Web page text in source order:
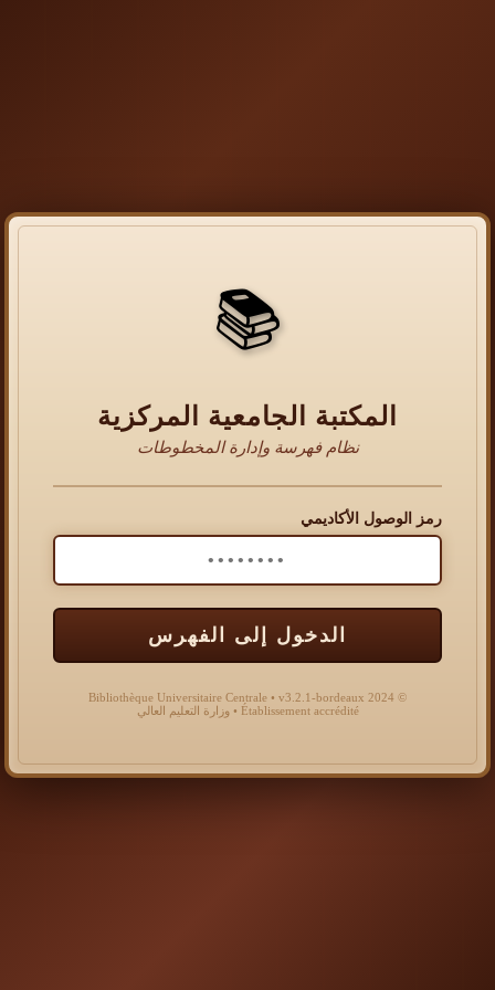
📚
المكتبة الجامعية المركزية
نظام فهرسة وإدارة المخطوطات
رمز الوصول الأكاديمي
الدخول إلى الفهرس
© 2024 Bibliothèque Universitaire Centrale • v3.2.1-bordeaux
Établissement accrédité • وزارة التعليم العالي